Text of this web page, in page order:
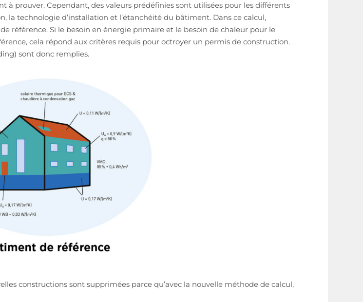
prouver. Cependant, des valeurs prédéfinies sont utilisées pour les différents
la technologie d’installation et l’étanchéité du bâtiment. Dans ce calcul,
référence. Si le besoin en énergie primaire et le besoin de chaleur pour le
cela répond aux critères requis pour octroyer un permis de construction.
sont donc remplies.
constructions sont supprimées parce qu’avec la nouvelle méthode de calcul,